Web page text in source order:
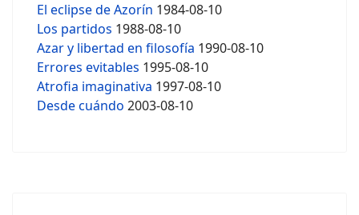
El eclipse de Azorín 1984-08-10
Los partidos 1988-08-10
Azar y libertad en filosofía 1990-08-10
Errores evitables 1995-08-10
Atrofia imaginativa 1997-08-10
Desde cuándo 2003-08-10